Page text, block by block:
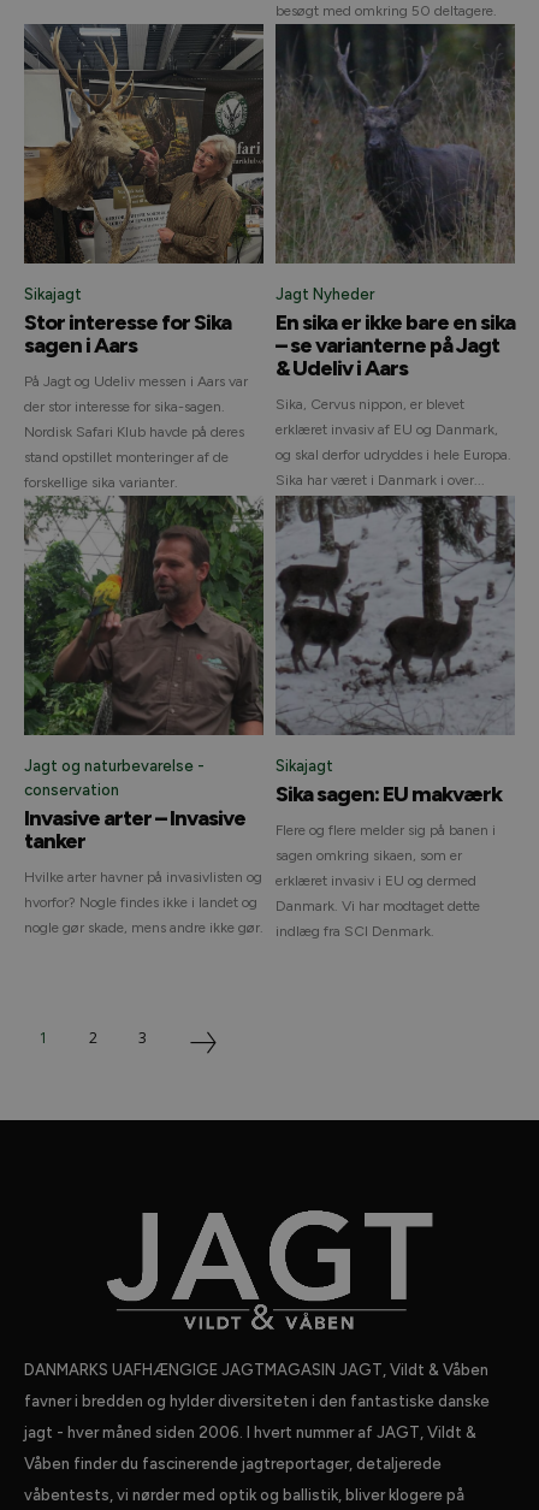
besøgt med omkring 50 deltagere.
Sikajagt
Stor interesse for Sika
sagen i Aars
På Jagt og Udeliv messen i Aars var
der stor interesse for sika-sagen.
Nordisk Safari Klub havde på deres
stand opstillet monteringer af de
forskellige sika varianter.
Jagt Nyheder
En sika er ikke bare en sika
– se varianterne på Jagt
& Udeliv i Aars
Sika, Cervus nippon, er blevet
erklæret invasiv af EU og Danmark,
og skal derfor udryddes i hele Europa.
Sika har været i Danmark i over...
Jagt og naturbevarelse -
conservation
Invasive arter – Invasive
tanker
Hvilke arter havner på invasivlisten og
hvorfor? Nogle findes ikke i landet og
nogle gør skade, mens andre ikke gør.
Sikajagt
Sika sagen: EU makværk
Flere og flere melder sig på banen i
sagen omkring sikaen, som er
erklæret invasiv i EU og dermed
Danmark. Vi har modtaget dette
indlæg fra SCI Denmark.
1 2 3
DANMARKS UAFHÆNGIGE JAGTMAGASIN JAGT, Vildt & Våben
favner i bredden og hylder diversiteten i den fantastiske danske
jagt - hver måned siden 2006. I hvert nummer af JAGT, Vildt &
Våben finder du fascinerende jagtreportager, detaljerede
våbentests, vi nørder med optik og ballistik, bliver klogere på